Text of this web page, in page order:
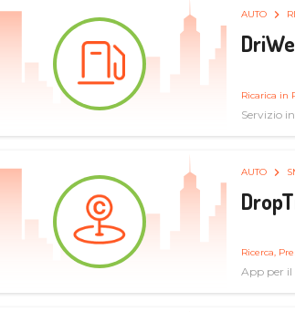
AUTO
Ricarica in
Servizio
AUTO
Ricerca,
App per